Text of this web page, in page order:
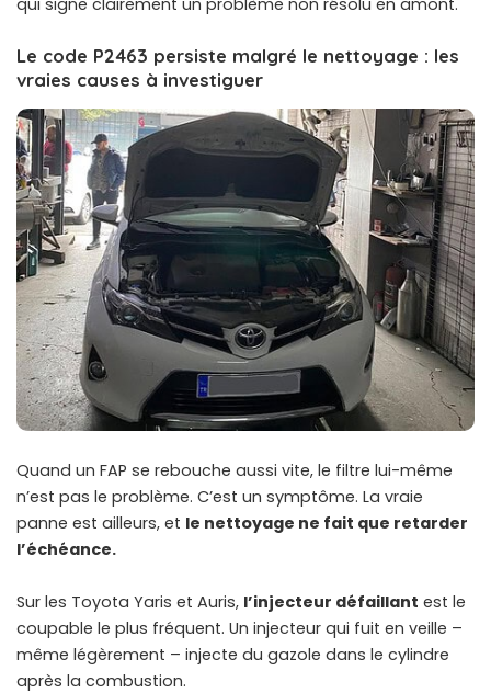
qui signe clairement un problème non résolu en amont.
Le code P2463 persiste malgré le nettoyage : les
vraies causes à investiguer
Quand un FAP se rebouche aussi vite, le filtre lui-même
n’est pas le problème. C’est un symptôme. La vraie
panne est ailleurs, et le nettoyage ne fait que retarder
l’échéance.
Sur les Toyota Yaris et Auris, l’injecteur défaillant est le
coupable le plus fréquent. Un injecteur qui fuit en veille –
même légèrement – injecte du gazole dans le cylindre
après la combustion.